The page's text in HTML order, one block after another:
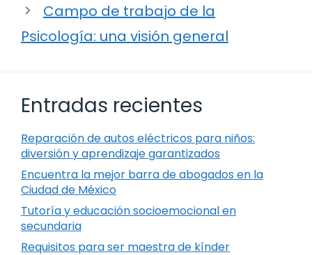
Campo de trabajo de la
Psicología: una visión general
Entradas recientes
Reparación de autos eléctricos para niños:
diversión y aprendizaje garantizados
Encuentra la mejor barra de abogados en la
Ciudad de México
Tutoría y educación socioemocional en
secundaria
Requisitos para ser maestra de kínder